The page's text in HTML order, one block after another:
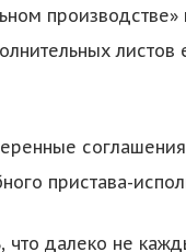
пристава-
что далеко не